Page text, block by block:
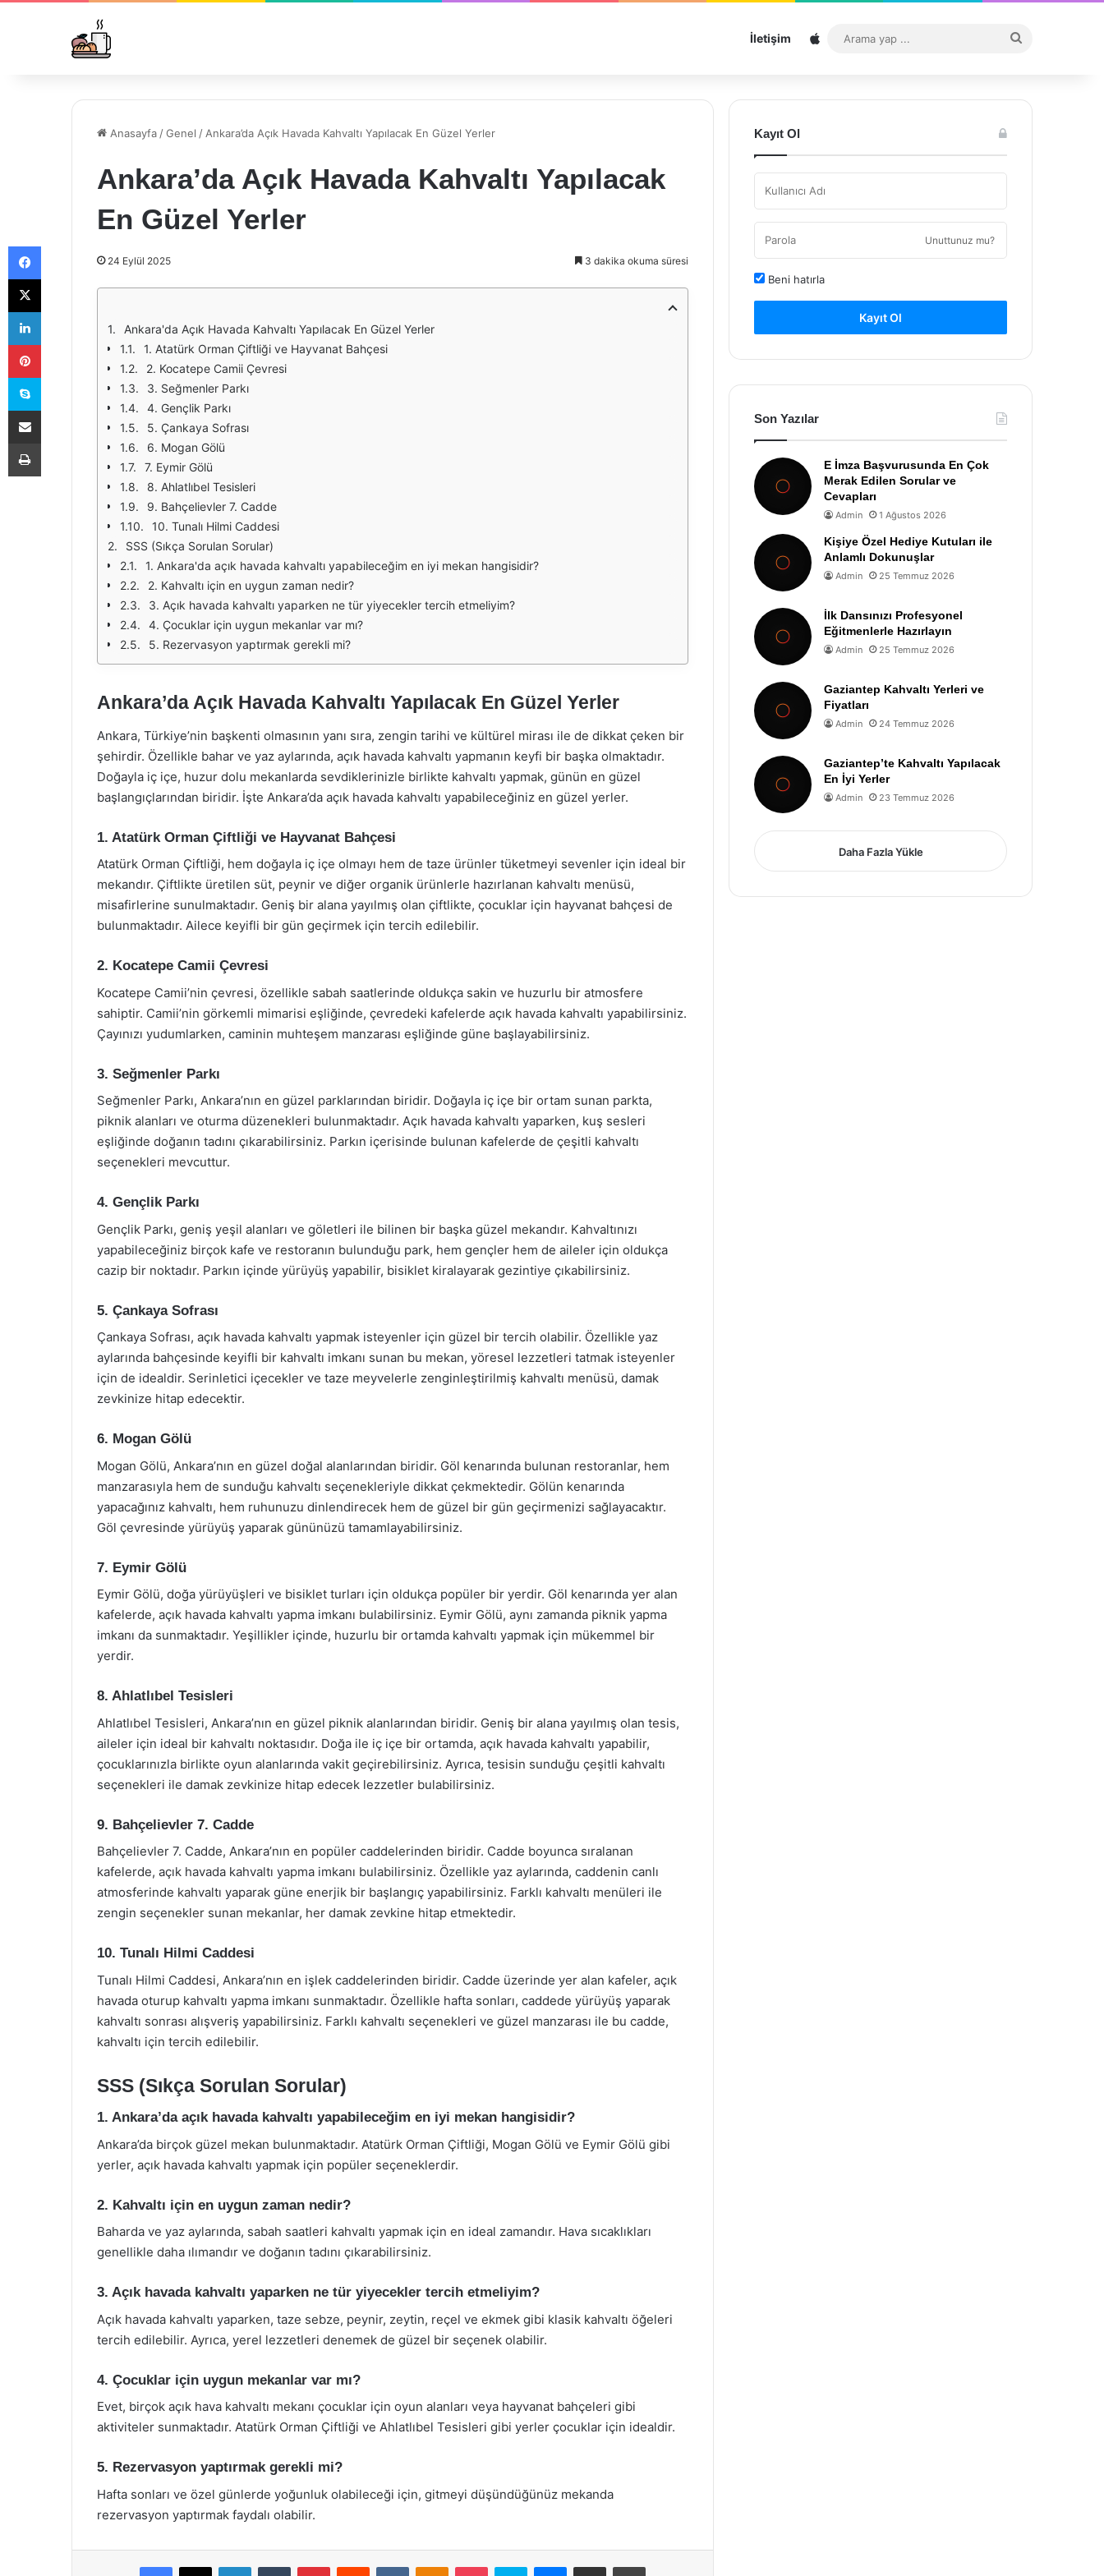
İletişim Sitemap
...
Anasayfa /Genel / Ankara’da Açık Havada Kahvaltı Yapılacak En Güzel Yerler
Ankara’da Açık Havada Kahvaltı Yapılacak
En Güzel Yerler
24 Eylül 2025 3 dakika okuma süresi
Ankara'da Açık Havada Kahvaltı Yapılacak En Güzel Yerler
1. Atatürk Orman Çiftliği ve Hayvanat Bahçesi
2. Kocatepe Camii Çevresi
3. Seğmenler Parkı
4. Gençlik Parkı
5. Çankaya Sofrası
6. Mogan Gölü
7. Eymir Gölü
8. Ahlatlıbel Tesisleri
9. Bahçelievler 7. Cadde
10. Tunalı Hilmi Caddesi
SSS (Sıkça Sorulan Sorular)
1. Ankara'da açık havada kahvaltı yapabileceğim en iyi mekan hangisidir?
2. Kahvaltı için en uygun zaman nedir?
3. Açık havada kahvaltı yaparken ne tür yiyecekler tercih etmeliyim?
4. Çocuklar için uygun mekanlar var mı?
5. Rezervasyon yaptırmak gerekli mi?
Ankara’da Açık Havada Kahvaltı Yapılacak En Güzel Yerler
Ankara, Türkiye’nin başkenti olmasının yanı sıra, zengin tarihi ve kültürel mirası ile de dikkat çeken bir
şehirdir. Özellikle bahar ve yaz aylarında, açık havada kahvaltı yapmanın keyfi bir başka olmaktadır.
Doğayla iç içe, huzur dolu mekanlarda sevdiklerinizle birlikte kahvaltı yapmak, günün en güzel
başlangıçlarından biridir. İşte Ankara’da açık havada kahvaltı yapabileceğiniz en güzel yerler.
1. Atatürk Orman Çiftliği ve Hayvanat Bahçesi
Atatürk Orman Çiftliği, hem doğayla iç içe olmayı hem de taze ürünler tüketmeyi sevenler için ideal bir
mekandır. Çiftlikte üretilen süt, peynir ve diğer organik ürünlerle hazırlanan kahvaltı menüsü,
misafirlerine sunulmaktadır. Geniş bir alana yayılmış olan çiftlikte, çocuklar için hayvanat bahçesi de
bulunmaktadır. Ailece keyifli bir gün geçirmek için tercih edilebilir.
2. Kocatepe Camii Çevresi
Kocatepe Camii’nin çevresi, özellikle sabah saatlerinde oldukça sakin ve huzurlu bir atmosfere
sahiptir. Camii’nin görkemli mimarisi eşliğinde, çevredeki kafelerde açık havada kahvaltı yapabilirsiniz.
Çayınızı yudumlarken, caminin muhteşem manzarası eşliğinde güne başlayabilirsiniz.
3. Seğmenler Parkı
Seğmenler Parkı, Ankara’nın en güzel parklarından biridir. Doğayla iç içe bir ortam sunan parkta,
piknik alanları ve oturma düzenekleri bulunmaktadır. Açık havada kahvaltı yaparken, kuş sesleri
eşliğinde doğanın tadını çıkarabilirsiniz. Parkın içerisinde bulunan kafelerde de çeşitli kahvaltı
seçenekleri mevcuttur.
4. Gençlik Parkı
Gençlik Parkı, geniş yeşil alanları ve göletleri ile bilinen bir başka güzel mekandır. Kahvaltınızı
yapabileceğiniz birçok kafe ve restoranın bulunduğu park, hem gençler hem de aileler için oldukça
cazip bir noktadır. Parkın içinde yürüyüş yapabilir, bisiklet kiralayarak gezintiye çıkabilirsiniz.
5. Çankaya Sofrası
Çankaya Sofrası, açık havada kahvaltı yapmak isteyenler için güzel bir tercih olabilir. Özellikle yaz
aylarında bahçesinde keyifli bir kahvaltı imkanı sunan bu mekan, yöresel lezzetleri tatmak isteyenler
için de idealdir. Serinletici içecekler ve taze meyvelerle zenginleştirilmiş kahvaltı menüsü, damak
zevkinize hitap edecektir.
6. Mogan Gölü
Mogan Gölü, Ankara’nın en güzel doğal alanlarından biridir. Göl kenarında bulunan restoranlar, hem
manzarasıyla hem de sunduğu kahvaltı seçenekleriyle dikkat çekmektedir. Gölün kenarında
yapacağınız kahvaltı, hem ruhunuzu dinlendirecek hem de güzel bir gün geçirmenizi sağlayacaktır.
Göl çevresinde yürüyüş yaparak gününüzü tamamlayabilirsiniz.
7. Eymir Gölü
Eymir Gölü, doğa yürüyüşleri ve bisiklet turları için oldukça popüler bir yerdir. Göl kenarında yer alan
kafelerde, açık havada kahvaltı yapma imkanı bulabilirsiniz. Eymir Gölü, aynı zamanda piknik yapma
imkanı da sunmaktadır. Yeşillikler içinde, huzurlu bir ortamda kahvaltı yapmak için mükemmel bir
yerdir.
8. Ahlatlıbel Tesisleri
Ahlatlıbel Tesisleri, Ankara’nın en güzel piknik alanlarından biridir. Geniş bir alana yayılmış olan tesis,
aileler için ideal bir kahvaltı noktasıdır. Doğa ile iç içe bir ortamda, açık havada kahvaltı yapabilir,
çocuklarınızla birlikte oyun alanlarında vakit geçirebilirsiniz. Ayrıca, tesisin sunduğu çeşitli kahvaltı
seçenekleri ile damak zevkinize hitap edecek lezzetler bulabilirsiniz.
9. Bahçelievler 7. Cadde
Bahçelievler 7. Cadde, Ankara’nın en popüler caddelerinden biridir. Cadde boyunca sıralanan
kafelerde, açık havada kahvaltı yapma imkanı bulabilirsiniz. Özellikle yaz aylarında, caddenin canlı
atmosferinde kahvaltı yaparak güne enerjik bir başlangıç yapabilirsiniz. Farklı kahvaltı menüleri ile
zengin seçenekler sunan mekanlar, her damak zevkine hitap etmektedir.
10. Tunalı Hilmi Caddesi
Tunalı Hilmi Caddesi, Ankara’nın en işlek caddelerinden biridir. Cadde üzerinde yer alan kafeler, açık
havada oturup kahvaltı yapma imkanı sunmaktadır. Özellikle hafta sonları, caddede yürüyüş yaparak
kahvaltı sonrası alışveriş yapabilirsiniz. Farklı kahvaltı seçenekleri ve güzel manzarası ile bu cadde,
kahvaltı için tercih edilebilir.
SSS (Sıkça Sorulan Sorular)
1. Ankara’da açık havada kahvaltı yapabileceğim en iyi mekan hangisidir?
Ankara’da birçok güzel mekan bulunmaktadır. Atatürk Orman Çiftliği, Mogan Gölü ve Eymir Gölü gibi
yerler, açık havada kahvaltı yapmak için popüler seçeneklerdir.
2. Kahvaltı için en uygun zaman nedir?
Baharda ve yaz aylarında, sabah saatleri kahvaltı yapmak için en ideal zamandır. Hava sıcaklıkları
genellikle daha ılımandır ve doğanın tadını çıkarabilirsiniz.
3. Açık havada kahvaltı yaparken ne tür yiyecekler tercih etmeliyim?
Açık havada kahvaltı yaparken, taze sebze, peynir, zeytin, reçel ve ekmek gibi klasik kahvaltı öğeleri
tercih edilebilir. Ayrıca, yerel lezzetleri denemek de güzel bir seçenek olabilir.
4. Çocuklar için uygun mekanlar var mı?
Evet, birçok açık hava kahvaltı mekanı çocuklar için oyun alanları veya hayvanat bahçeleri gibi
aktiviteler sunmaktadır. Atatürk Orman Çiftliği ve Ahlatlıbel Tesisleri gibi yerler çocuklar için idealdir.
5. Rezervasyon yaptırmak gerekli mi?
Hafta sonları ve özel günlerde yoğunluk olabileceği için, gitmeyi düşündüğünüz mekanda
rezervasyon yaptırmak faydalı olabilir.
Facebook
X LinkedInTumblr PinterestReddit VKontakteOdnoklassniki
Pocket Skype Messenger
E-Posta ile paylaş Yazdır
Kayıt Ol
Unuttunuz mu?
Beni hatırla
Kayıt Ol
Son Yazılar
E İmza Başvurusunda En Çok
Merak Edilen Sorular ve
Cevapları
Admin 1 Ağustos 2026
Kişiye Özel Hediye Kutuları ile
Anlamlı Dokunuşlar
Admin 25 Temmuz 2026
İlk Dansınızı Profesyonel
Eğitmenlerle Hazırlayın
Admin 25 Temmuz 2026
Gaziantep Kahvaltı Yerleri ve
Fiyatları
Admin 24 Temmuz 2026
Gaziantep’te Kahvaltı Yapılacak
En İyi Yerler
Admin 23 Temmuz 2026
Daha Fazla Yükle
Facebook
X
LinkedIn
Pinterest
Skype
E-Posta ile paylaş